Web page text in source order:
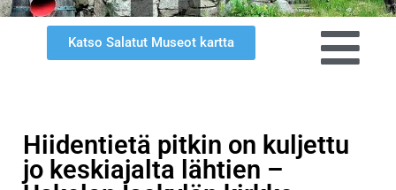
Katso Salatut Museot kartta
Hiidentietä pitkin on kuljettu
jo keskiajalta lähtien –